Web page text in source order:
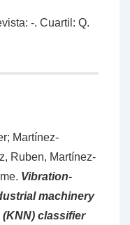
-. Cuartil: Q.
Martínez-
Ruben, Martínez-
Vibration-
machinery
classifier